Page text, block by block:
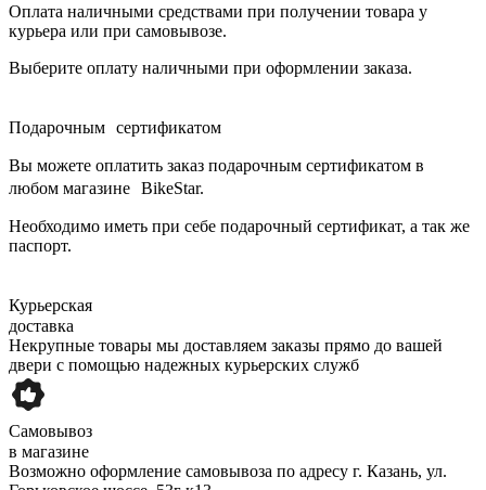
Оплата наличными средствами при получении товара у
курьера или при самовывозе.
Выберите оплату наличными при оформлении заказа.
Подарочным сертификатом
Вы можете оплатить заказ подарочным сертификатом в
любом магазине BikeStar.
Необходимо иметь при себе подарочный сертификат, а так же
паспорт.
Курьерская
доставка
Некрупные товары мы доставляем заказы прямо до вашей
двери с помощью надежных курьерских служб
Самовывоз
в магазине
Возможно оформление самовывоза по адресу г. Казань, ул.